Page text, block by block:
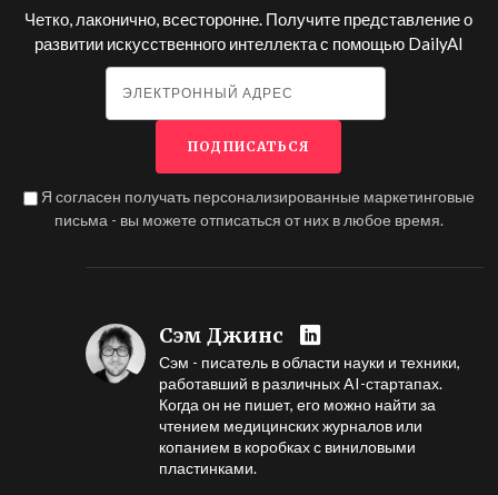
Четко, лаконично, всесторонне. Получите представление о
развитии искусственного интеллекта с помощью DailyAI
Я согласен получать персонализированные маркетинговые
письма - вы можете отписаться от них в любое время.
Сэм Джинс
Сэм - писатель в области науки и техники,
работавший в различных AI-стартапах.
Когда он не пишет, его можно найти за
чтением медицинских журналов или
копанием в коробках с виниловыми
пластинками.